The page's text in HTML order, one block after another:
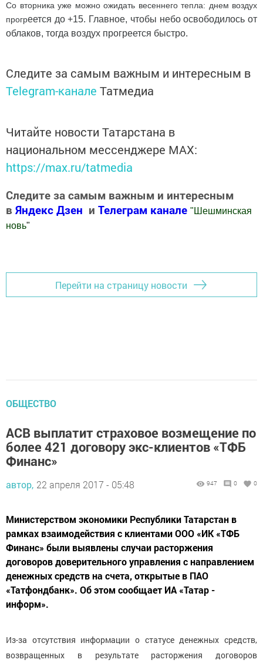
Со вторника уже можно ожидать весеннего тепла: днем воздух
прогреется до +15. Главное, чтобы небо освободилось от
облаков, тогда воздух прогреется быстро.
Следите за самым важным и интересным в
Telegram-канале Татмедиа
Читайте новости Татарстана в
национальном мессенджере MАХ:
https://max.ru/tatmedia
Следите за самым важным и интересным
в Яндекс Дзен и Телеграм канале " Шешминская
новь"
Перейти на страницу новости
ОБЩЕСТВО
АСВ выплатит страховое возмещение по
более 421 договору экс-клиентов «ТФБ
Финанс»
автор, 22 апреля 2017 - 05:48 947 0 0
Министерством экономики Республики Татарстан в
рамках взаимодействия с клиентами ООО «ИК «ТФБ
Финанс» были выявлены случаи расторжения
договоров доверительного управления с направлением
денежных средств на счета, открытые в ПАО
«Татфондбанк». Об этом сообщает ИА «Татар -
информ».
Из-за отсутствия информации о статусе денежных средств,
возвращенных в результате расторжения договоров